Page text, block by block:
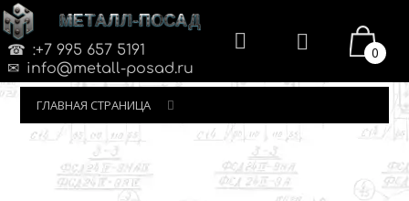
МЕТАЛЛ-ПОСАД
:+7 995 657 5191
info@metall-posad.ru
0
ГЛАВНАЯ СТРАНИЦА